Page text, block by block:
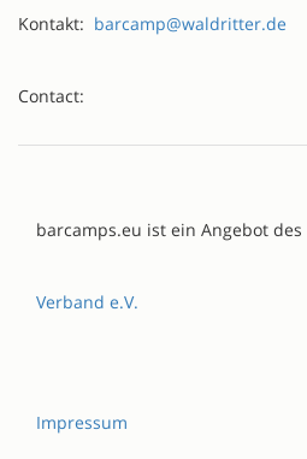
Kontakt: barcamp@waldritter.de
Contact:
barcamps.eu ist ein Angebot des
Verband e.V.
Impressum